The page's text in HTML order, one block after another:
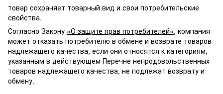
товар сохраняет товарный вид и свои потребительские
свойства.
Согласно Закону «О защите прав потребителей», компания
может отказать потребителю в обмене и возврате товаров
надлежащего качества, если они относятся к категориям,
указанным в действующем Перечне непродовольственных
товаров надлежащего качества, не подлежат возврату и
обмену.